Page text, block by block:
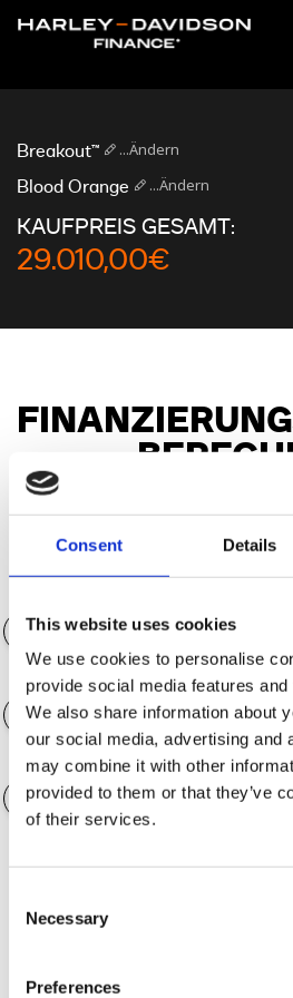
Consent Details
This website uses cookies
We use cookies to personalise
provide social media features
We also share information about
our social media, advertising and
may combine it with other
provided to them or that they’ve
of their services.
Selection
Necessary
Preferences
Breakout™ ...Ändern
Blood Orange ...Ändern
KAUFPREIS GESAMT:
29.010,00€
Wähle eine Garantieoption, um dein
Verwende die Schieber, um die
Laufzeit der Finanzierung
Wert der Extras (€)